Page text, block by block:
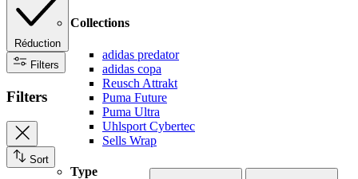
Collections
adidas predator
adidas copa
Reusch Attrakt
Puma Future
Puma Ultra
Uhlsport Cybertec
Sells Wrap
Type
Réduction
Filters
Filters
Sort